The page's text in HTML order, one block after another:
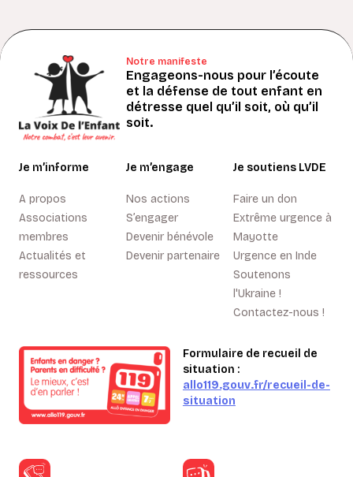
Notre manifeste
Engageons-nous pour l’écoute
et la défense de tout enfant en
détresse quel qu’il soit, où qu’il
soit.
Je m’informe
A propos
Associations
membres
Actualités et
ressources
Je m’engage
Nos actions
S’engager
Devenir bénévole
Devenir partenaire
Je soutiens LVDE
Faire un don
Extrême urgence à
Mayotte
Urgence en Inde
Soutenons
l'Ukraine !
Contactez-nous !
Formulaire de recueil de
situation :
allo119.gouv.fr/recueil-de-
situation